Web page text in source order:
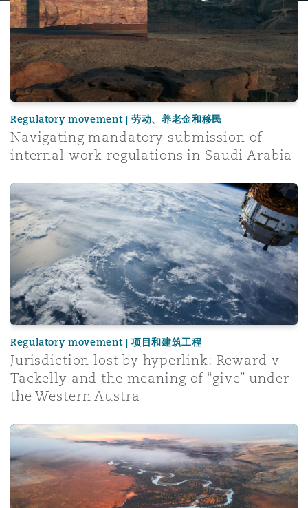
Regulatory movement | 劳动、养老金和移民
Navigating mandatory submission of
internal work regulations in Saudi Arabia
Jurisdiction lost by hyperlink: Reward v Tackelly and
Regulatory movement | 项目和建筑工程
Jurisdiction lost by hyperlink: Reward v
Tackelly and the meaning of “give” under
the Western Austra
Legal Considerations for Rare Earth Projects in Africa